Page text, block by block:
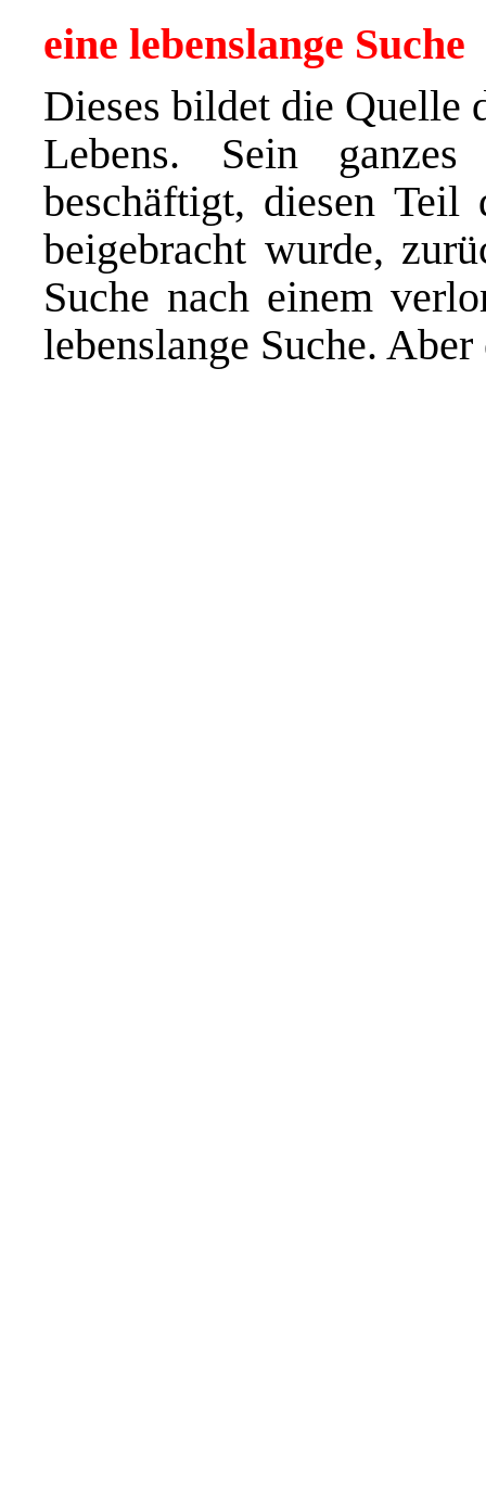
eine lebenslange Suche
Dieses bildet die Quelle
Lebens. Sein
beschäftigt, diesen
beigebracht wurde,
Suche nach einem
lebenslange Suche.